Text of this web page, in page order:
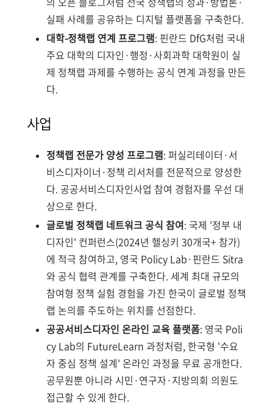
실패 사례를 공유하는 디지털 플랫폼을 구축한다.
대학-정책랩 연계 프로그램: 핀란드 DfG처럼 국내
주요 대학의 디자인·행정·사회과학 대학원이 실
제 정책랩 과제를 수행하는 공식 연계 과정을 만든
다.
사업
정책랩 전문가 양성 프로그램: 퍼실리테이터·서
비스디자이너·정책 리서처를 전문적으로 양성한
다. 공공서비스디자인사업 참여 경험자를 우선 대
상으로 한다.
글로벌 정책랩 네트워크 공식 참여: 국제 '정부 내
디자인' 컨퍼런스(2024년 헬싱키 30개국+ 참가)
에 적극 참여하고, 영국 Policy Lab·핀란드 Sitra
와 공식 협력 관계를 구축한다. 세계 최대 규모의
참여형 정책 실험 경험을 가진 한국이 글로벌 정책
랩 논의를 주도하는 위치를 선점한다.
공공서비스디자인 온라인 교육 플랫폼: 영국 Poli
cy Lab의 FutureLearn 과정처럼, 한국형 '수요
자 중심 정책 설계' 온라인 과정을 무료 공개한다.
공무원뿐 아니라 시민·연구자·지방의회 의원도
접근할 수 있게 한다.